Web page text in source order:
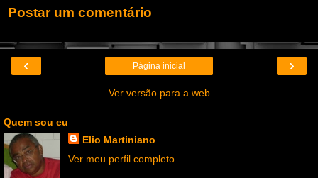
Postar um comentário
‹ ›
Página inicial
Ver versão para a web
Quem sou eu
Elio Martiniano
Ver meu perfil completo